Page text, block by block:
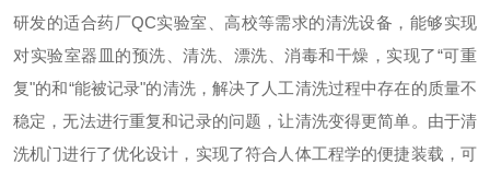
研发的适合药厂QC实验室、高校等需求的清洗设备，能够实现
对实验室器皿的预洗、清洗、漂洗、消毒和干燥，实现了“可重
复"的和“能被记录"的清洗，解决了人工清洗过程中存在的质量不
稳定，无法进行重复和记录的问题，让清洗变得更简单。由于清
洗机门进行了优化设计，实现了符合人体工程学的便捷装载，可